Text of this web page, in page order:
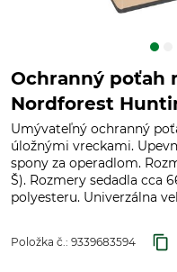
Ochranný poťah
Nordforest
Umývateľný ochranný
úložnými vreckami.
spony za operadlom.
Š). Rozmery sedadla cca
polyesteru. Univerzálna
Položka č.: 9339683594